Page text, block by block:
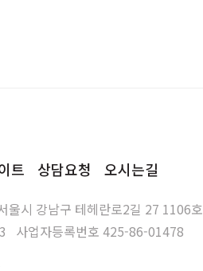
트 상담요청 오시는길
울시 강남구 테헤란로2길 27 1106호
사업자등록번호 425-86-01478